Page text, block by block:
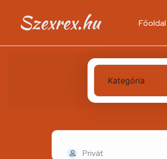
Főoldal
Kategória
Privát